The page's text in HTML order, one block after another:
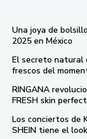
Una joya de
2025 en México
El secreto natural
frescos del
RINGANA
FRESH skin
Los conciertos de
SHEIN tiene el